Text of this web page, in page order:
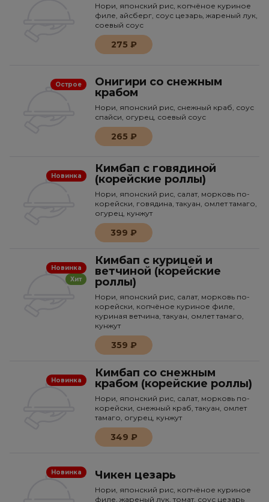
Нори, японский рис, копчёное куриное
филе, айсберг, соус цезарь, жареный лук,
соевый соус
275 ₽
Острое
Онигири со снежным
крабом
Нори, японский рис, снежный краб, соус
спайси, огурец, соевый соус
265 ₽
Новинка
Кимбап с говядиной
(корейские роллы)
Нори, японский рис, салат, морковь по-
корейски, говядина, такуан, омлет тамаго,
огурец, кунжут
399 ₽
Новинка
Хит
Кимбап с курицей и
ветчиной (корейские
роллы)
Нори, японский рис, салат, морковь по-
корейски, копчёное куриное филе,
куриная ветчина, такуан, омлет тамаго,
кунжут
359 ₽
Новинка
Кимбап cо снежным
крабом (корейские роллы)
Нори, японский рис, салат, морковь по-
корейски, снежный краб, такуан, омлет
тамаго, огурец, кунжут
349 ₽
Новинка Чикен цезарь
Нори, японский рис, копчёное куриное
филе, жареный лук, томат, соус цезарь